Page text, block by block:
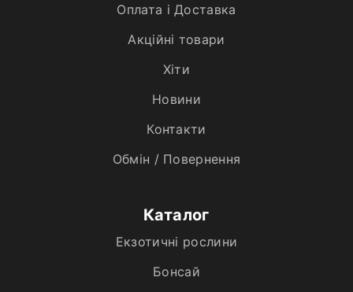
Оплата і Доставка
Акційні товари
Хiти
Новини
Контакти
Обмін / Повернення
Каталог
Екзотичні рослини
Бонсай